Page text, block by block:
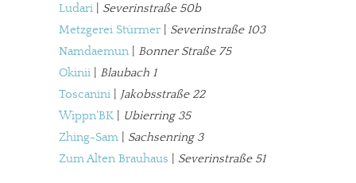
Ludari
Severinstraße 50b
Metzgerei Stürmer
Severinstraße 103
Namdaemun
Bonner Straße 75
Okinii
Blaubach 1
Toscanini
Jakobsstraße 22
Wippn’BK
Ubierring 35
Zhing-Sam
Sachsenring 3
Zum Alten Brauhaus
Severinstraße 51